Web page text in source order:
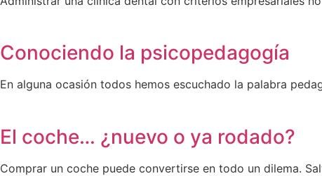
Conociendo la psicopedagogía
En alguna ocasión todos hemos escuchado la palabra
El coche… ¿nuevo o ya rodado?
Comprar un coche puede convertirse en todo un dilema.